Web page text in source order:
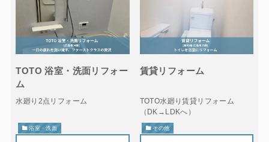
TOTO 浴室・洗面リフォー
ム
水廻り2点リフォーム
浴室・洗面
賃貸リフォーム
TOTO水廻り賃貸リフォーム
（DK→LDKへ）
その他